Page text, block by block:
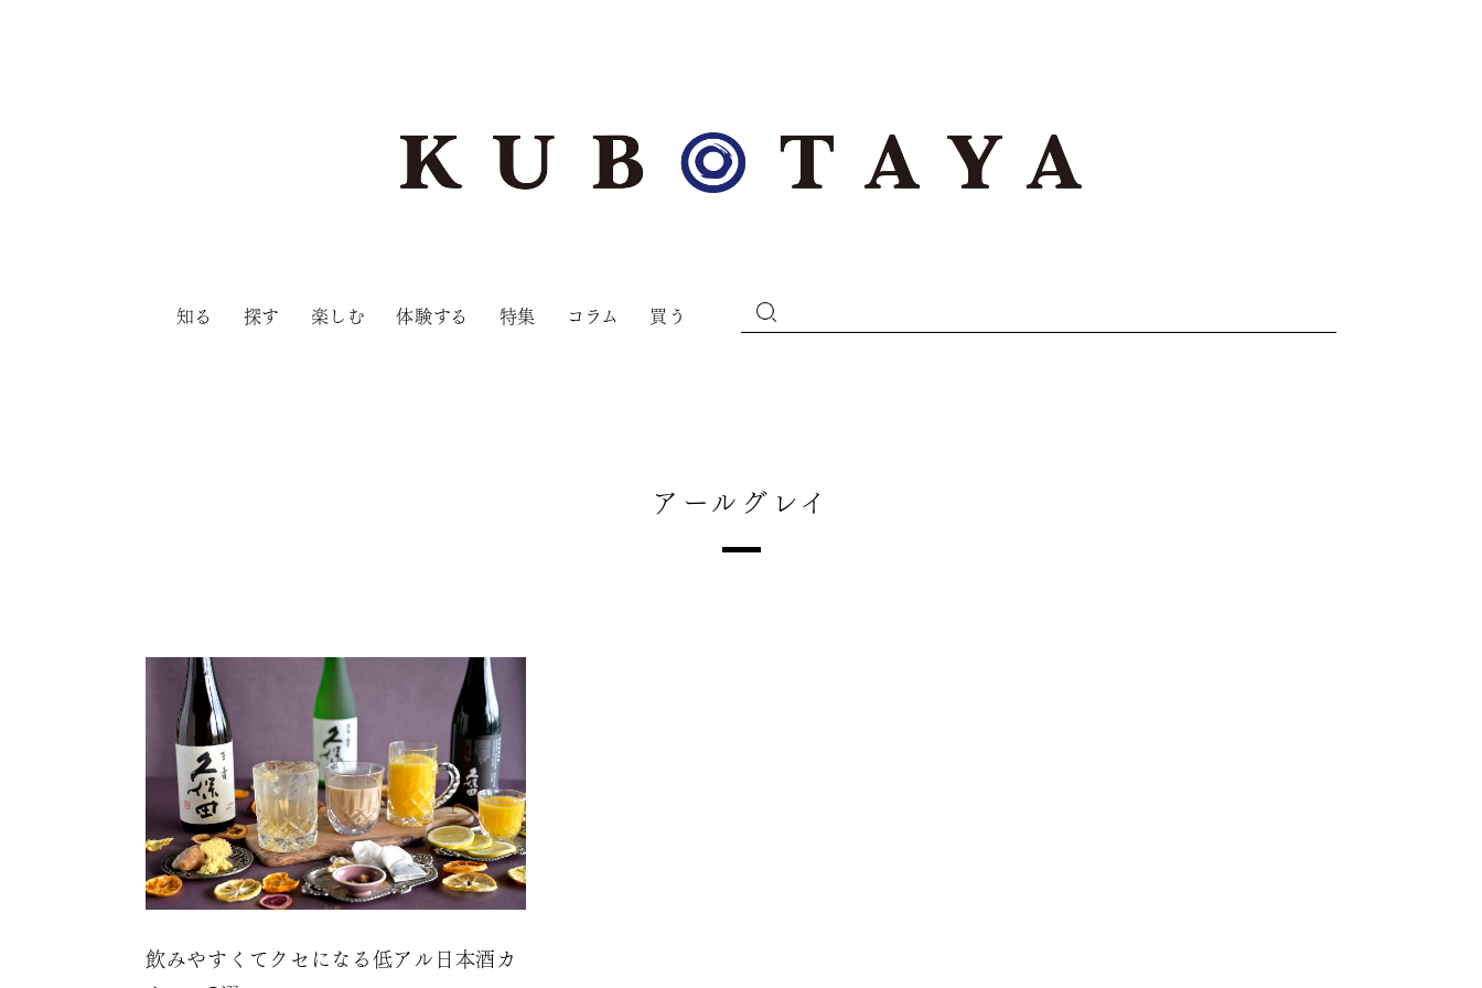
知る 探す 楽しむ 体験する 特集 コラム 買う
アールグレイ
飲みやすくてクセになる低アル日本酒カ